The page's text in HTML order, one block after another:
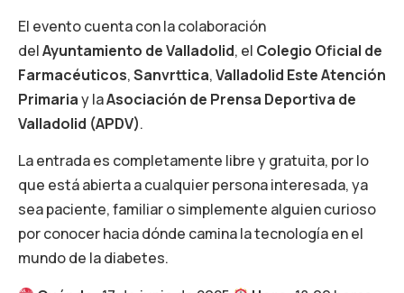
El evento cuenta con la colaboración
delAyuntamiento de Valladolid, el Colegio Oficial de
Farmacéuticos,Sanvrttica,Valladolid Este Atención
Primariay laAsociación de Prensa Deportiva de
Valladolid (APDV).
La entrada es completamente libre y gratuita, por lo
que está abierta a cualquier persona interesada, ya
sea paciente, familiar o simplemente alguien curioso
por conocer hacia dónde camina la tecnología en el
mundo de la diabetes.